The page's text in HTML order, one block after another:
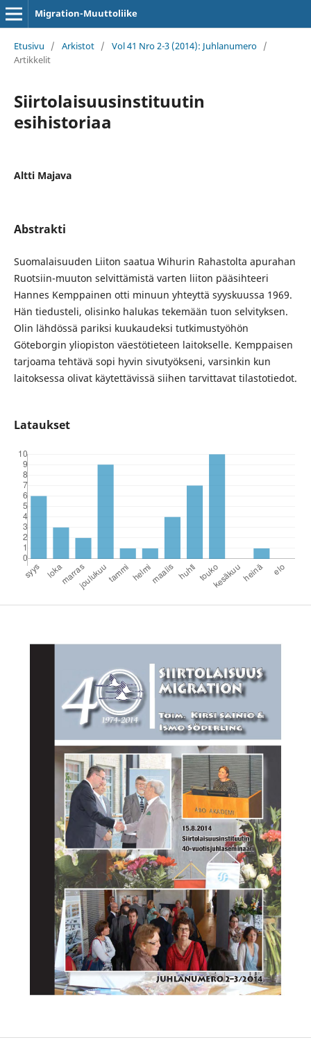
Migration-Muuttoliike
Etusivu / Arkistot / Vol 41 Nro 2-3 (2014): Juhlanumero /
Artikkelit
Siirtolaisuusinstituutin
esihistoriaa
Altti Majava
Abstrakti
Suomalaisuuden Liiton saatua Wihurin Rahastolta apurahan
Ruotsiin-muuton selvittämistä varten liiton pääsihteeri
Hannes Kemppainen otti minuun yhteyttä syyskuussa 1969.
Hän tiedusteli, olisinko halukas tekemään tuon selvityksen.
Olin lähdössä pariksi kuukaudeksi tutkimustyöhön
Göteborgin yliopiston väestötieteen laitokselle. Kemppaisen
tarjoama tehtävä sopi hyvin sivutyökseni, varsinkin kun
laitoksessa olivat käytettävissä siihen tarvittavat tilastotiedot.
Lataukset